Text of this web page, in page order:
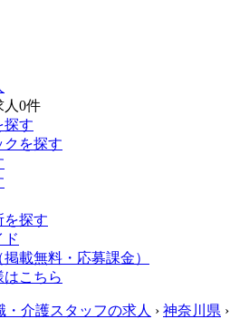
0件
探す
クを探す
を探す
ド
載無料・応募課金）
こちら
・介護スタッフの求人 › 神奈川県 ›